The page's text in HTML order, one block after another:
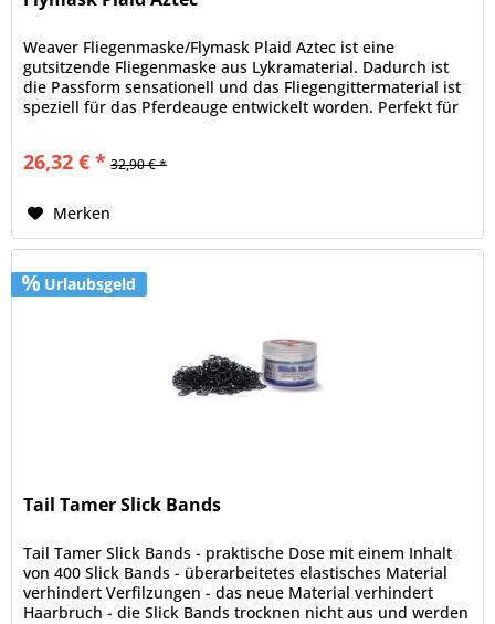
Weaver Fliegenmaske/Flymask Plaid Aztec ist eine
gutsitzende Fliegenmaske aus Lykramaterial. Dadurch ist
die Passform sensationell und das Fliegengittermaterial ist
speziell für das Pferdeauge entwickelt worden. Perfekt für
26,32 € * 32,90 € *
Merken
Urlaubsgeld
Tail Tamer Slick Bands
Tail Tamer Slick Bands - praktische Dose mit einem Inhalt
von 400 Slick Bands - überarbeitetes elastisches Material
verhindert Verfilzungen - das neue Material verhindert
Haarbruch - die Slick Bands trocknen nicht aus und werden